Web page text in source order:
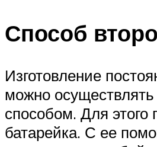
Способ
Изготовление
можно
способом. Для этого
батарейка. С ее